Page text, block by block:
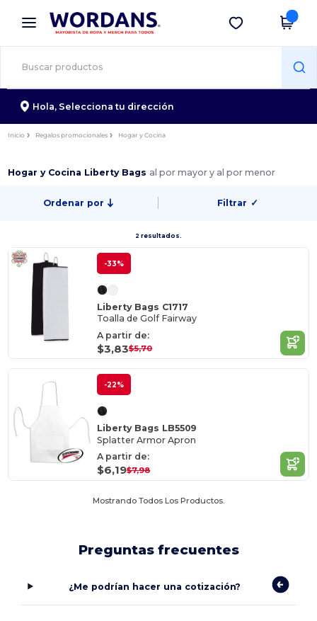
× App de Wordans
¡Mejores precios en app!
Descargar app
Hola, Selecciona tu dirección
Inicio Regalos promocionales Hogar y Cocina
Hogar y Cocina Liberty Bags al por mayor y al por menor
Ordenar por Filtrar ✓
2 resultados.
-33%
Liberty Bags C1717
Toalla de Golf Fairway
A partir de:
$3,83$5,70
-22%
Liberty Bags LB5509
Splatter Armor Apron
A partir de:
$6,19$7,98
Mostrando Todos Los Productos.
Preguntas frecuentes
¿Me podrían hacer una cotización?